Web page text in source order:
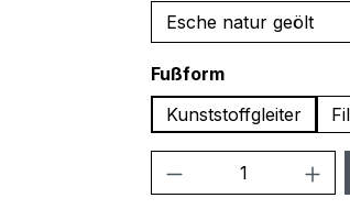
Fußformauswählen
Kunststoffgleiter
Produkt